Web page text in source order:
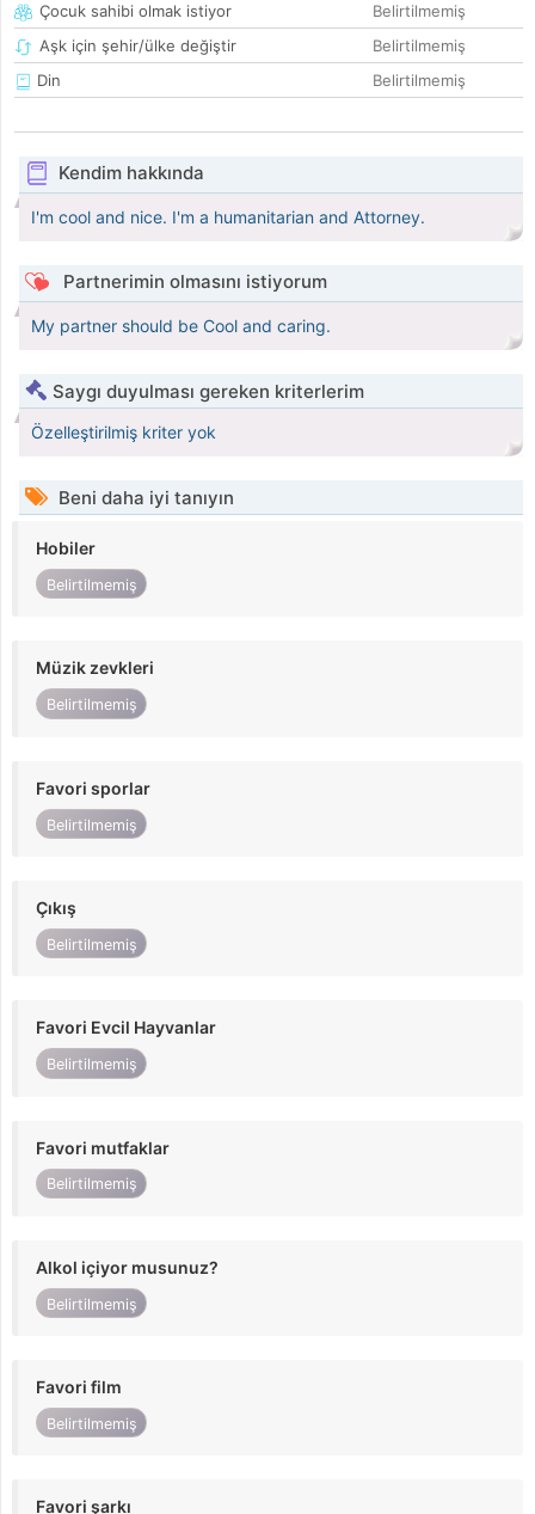
Çocuk sahibi olmak istiyor
Belirtilmemiş
Aşk için şehir/ülke değiştir
Belirtilmemiş
Din
Belirtilmemiş
Kendim hakkında
I'm cool and nice. I'm a humanitarian and Attorney.
Partnerimin olmasını istiyorum
My partner should be Cool and caring.
Saygı duyulması gereken kriterlerim
Özelleştirilmiş kriter yok
Beni daha iyi tanıyın
Hobiler
Belirtilmemiş
Müzik zevkleri
Belirtilmemiş
Favori sporlar
Belirtilmemiş
Çıkış
Belirtilmemiş
Favori Evcil Hayvanlar
Belirtilmemiş
Favori mutfaklar
Belirtilmemiş
Alkol içiyor musunuz?
Belirtilmemiş
Favori film
Belirtilmemiş
Favori şarkı